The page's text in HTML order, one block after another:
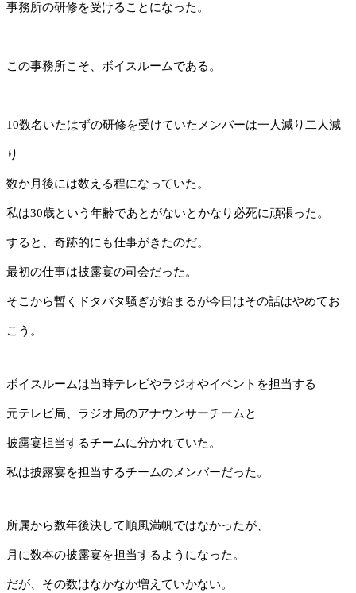
事務所の研修を受けることになった。
この事務所こそ、ボイスルームである。
10数名いたはずの研修を受けていたメンバーは一人減り二人減
り
数か月後には数える程になっていた。
私は30歳という年齢であとがないとかなり必死に頑張った。
すると、奇跡的にも仕事がきたのだ。
最初の仕事は披露宴の司会だった。
そこから暫くドタバタ騒ぎが始まるが今日はその話はやめてお
こう。
ボイスルームは当時テレビやラジオやイベントを担当する
元テレビ局、ラジオ局のアナウンサーチームと
披露宴担当するチームに分かれていた。
私は披露宴を担当するチームのメンバーだった。
所属から数年後決して順風満帆ではなかったが、
月に数本の披露宴を担当するようになった。
だが、その数はなかなか増えていかない。